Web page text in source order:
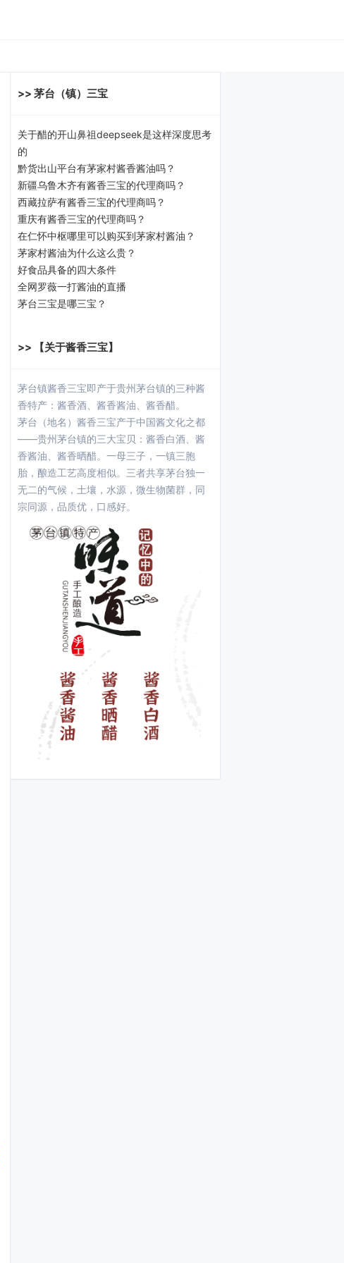
>> 茅台（镇）三宝
关于醋的开山鼻祖deepseek是这样深度思考
的
黔货出山平台有茅家村酱香酱油吗？
新疆乌鲁木齐有酱香三宝的代理商吗？
西藏拉萨有酱香三宝的代理商吗？
重庆有酱香三宝的代理商吗？
在仁怀中枢哪里可以购买到茅家村酱油？
茅家村酱油为什么这么贵？
好食品具备的四大条件
全网罗薇一打酱油的直播
茅台三宝是哪三宝？
>> 【关于酱香三宝】
茅台镇酱香三宝即产于贵州茅台镇的三种酱
香特产：酱香酒、酱香酱油、酱香醋。
茅台（地名）酱香三宝产于中国酱文化之都
——贵州茅台镇的三大宝贝：酱香白酒、酱
香酱油、酱香晒醋。一母三子，一镇三胞
胎，酿造工艺高度相似。三者共享茅台独一
无二的气候，土壤，水源，微生物菌群，同
宗同源，品质优，口感好。